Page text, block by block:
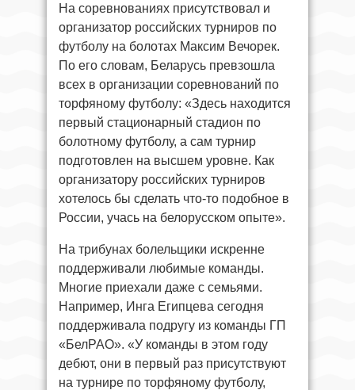
На соревнованиях присутствовал и
организатор российских турниров по
футболу на болотах Максим Вечорек.
По его словам, Беларусь превзошла
всех в организации соревнований по
торфяному футболу: «Здесь находится
первый стационарный стадион по
болотному футболу, а сам турнир
подготовлен на высшем уровне. Как
организатору российских турниров
хотелось бы сделать что-то подобное в
России, учась на белорусском опыте».
На трибунах болельщики искренне
поддерживали любимые команды.
Многие приехали даже с семьями.
Например, Инга Египцева сегодня
поддерживала подругу из команды ГП
«БелРАО». «У команды в этом году
дебют, они в первый раз присутствуют
на турнире по торфяному футболу,